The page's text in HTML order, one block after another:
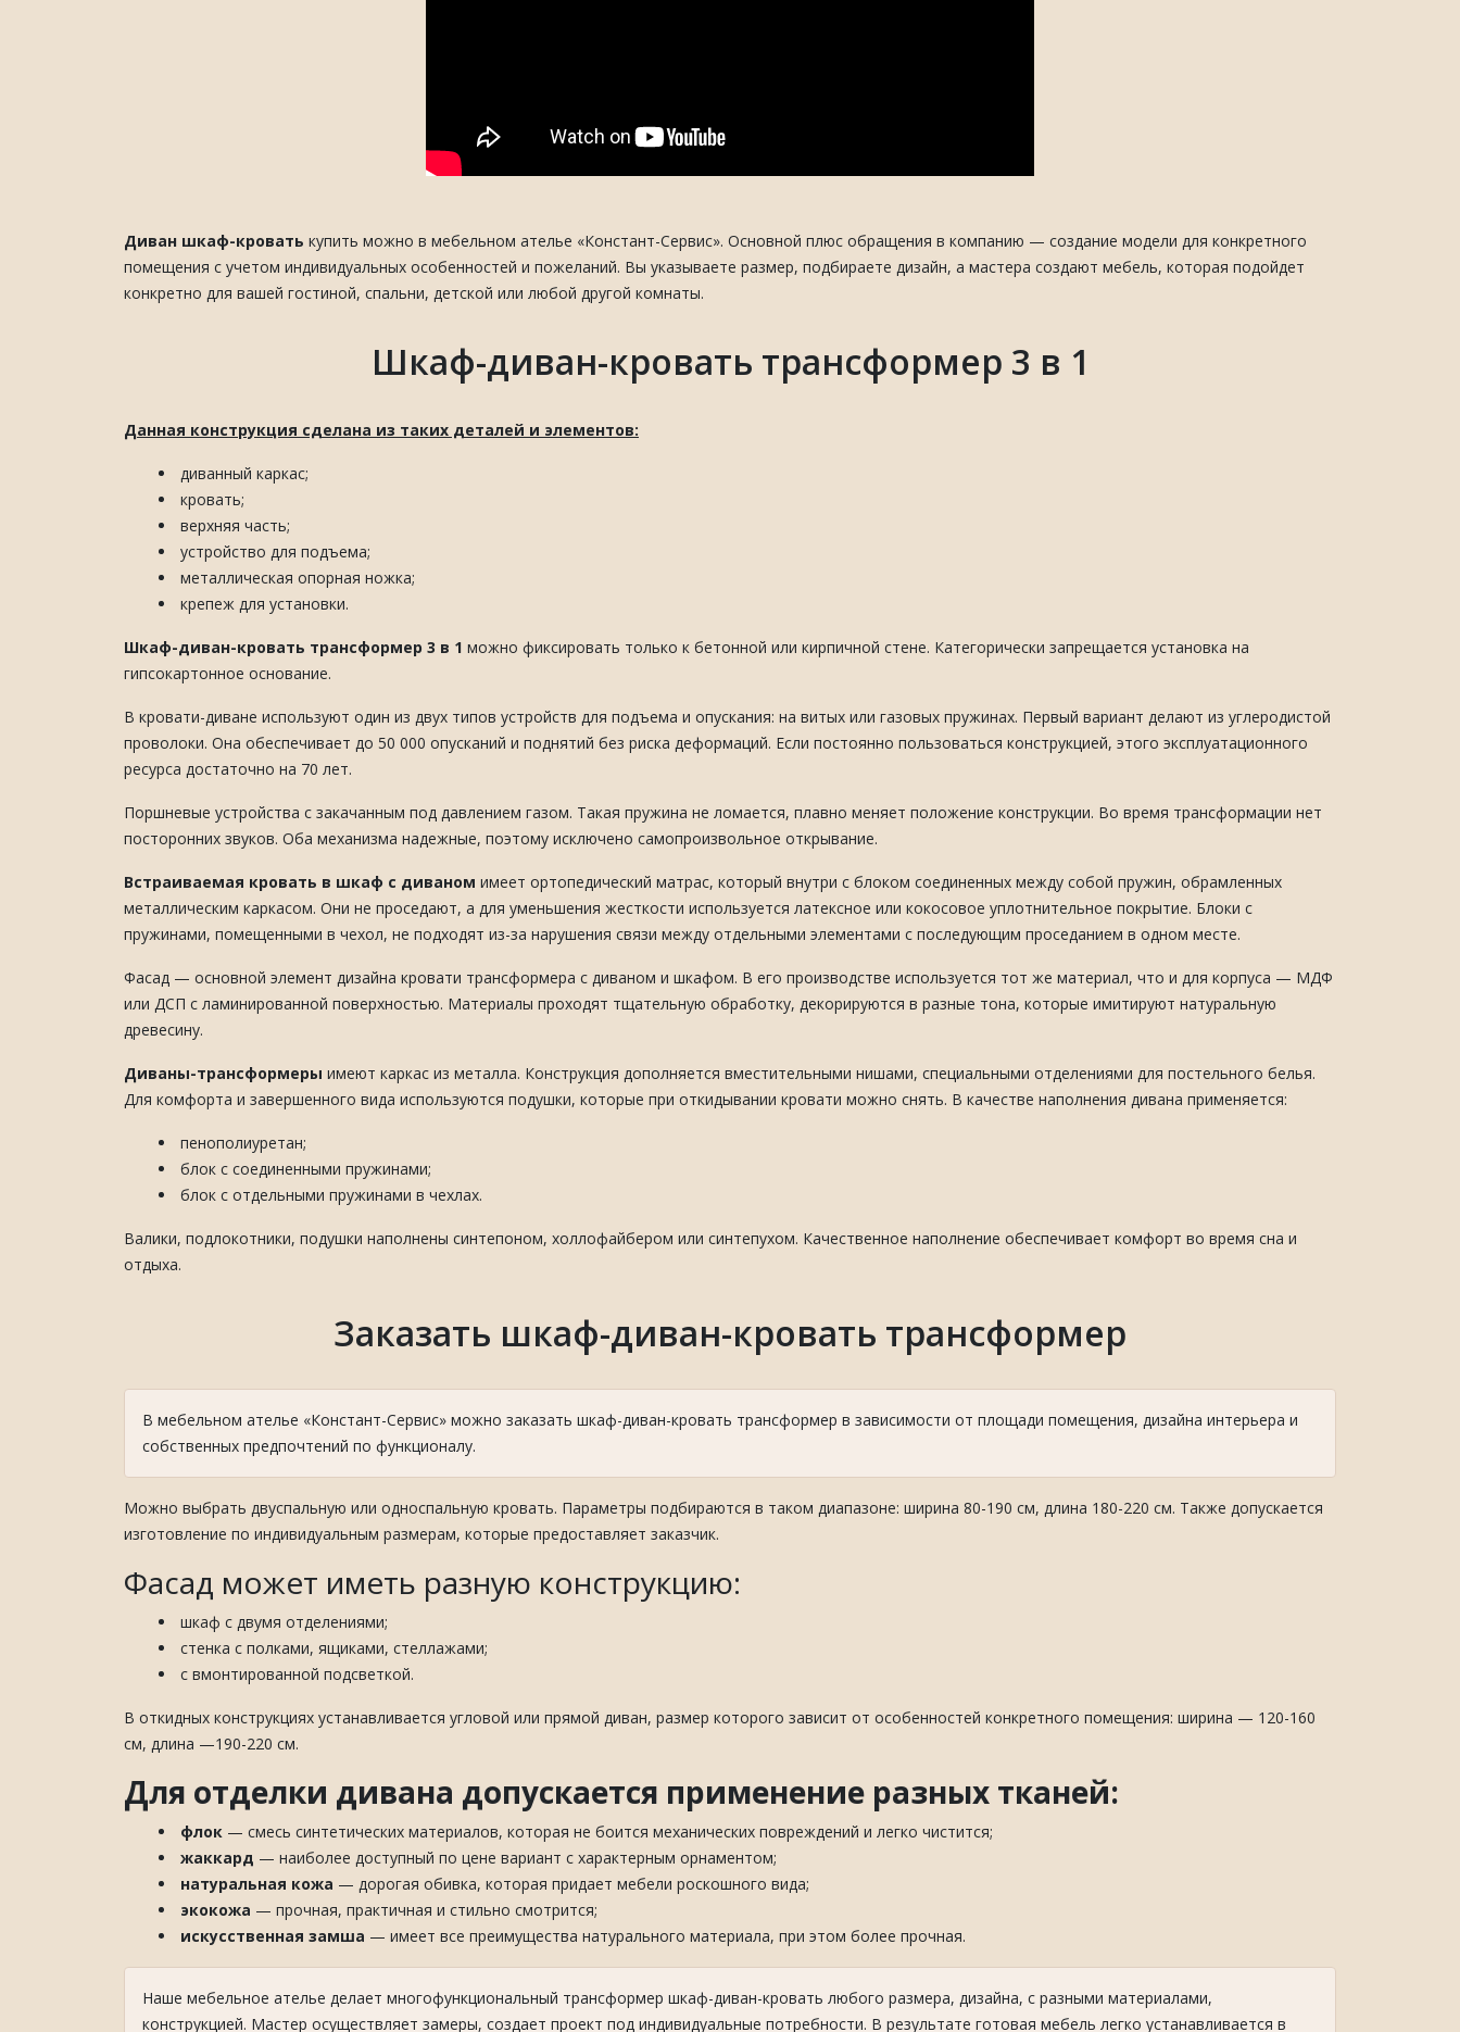
Диван шкаф-кровать купить можно в мебельном ателье «Констант-Сервис». Основной плюс обращения в компанию — создание модели для конкретного
помещения с учетом индивидуальных особенностей и пожеланий. Вы указываете размер, подбираете дизайн, а мастера создают мебель, которая подойдет
конкретно для вашей гостиной, спальни, детской или любой другой комнаты.
Шкаф-диван-кровать трансформер 3 в 1
Данная конструкция сделана из таких деталей и элементов:
диванный каркас;
кровать;
верхняя часть;
устройство для подъема;
металлическая опорная ножка;
крепеж для установки.
Шкаф-диван-кровать трансформер 3 в 1 можно фиксировать только к бетонной или кирпичной стене. Категорически запрещается установка на
гипсокартонное основание.
В кровати-диване используют один из двух типов устройств для подъема и опускания: на витых или газовых пружинах. Первый вариант делают из углеродистой
проволоки. Она обеспечивает до 50 000 опусканий и поднятий без риска деформаций. Если постоянно пользоваться конструкцией, этого эксплуатационного
ресурса достаточно на 70 лет.
Поршневые устройства с закачанным под давлением газом. Такая пружина не ломается, плавно меняет положение конструкции. Во время трансформации нет
посторонних звуков. Оба механизма надежные, поэтому исключено самопроизвольное открывание.
Встраиваемая кровать в шкаф с диваном имеет ортопедический матрас, который внутри с блоком соединенных между собой пружин, обрамленных
металлическим каркасом. Они не проседают, а для уменьшения жесткости используется латексное или кокосовое уплотнительное покрытие. Блоки с
пружинами, помещенными в чехол, не подходят из-за нарушения связи между отдельными элементами с последующим проседанием в одном месте.
Фасад — основной элемент дизайна кровати трансформера с диваном и шкафом. В его производстве используется тот же материал, что и для корпуса — МДФ
или ДСП с ламинированной поверхностью. Материалы проходят тщательную обработку, декорируются в разные тона, которые имитируют натуральную
древесину.
Диваны-трансформеры имеют каркас из металла. Конструкция дополняется вместительными нишами, специальными отделениями для постельного белья.
Для комфорта и завершенного вида используются подушки, которые при откидывании кровати можно снять. В качестве наполнения дивана применяется:
пенополиуретан;
блок с соединенными пружинами;
блок с отдельными пружинами в чехлах.
Валики, подлокотники, подушки наполнены синтепоном, холлофайбером или синтепухом. Качественное наполнение обеспечивает комфорт во время сна и
отдыха.
Заказать шкаф-диван-кровать трансформер
В мебельном ателье «Констант-Сервис» можно заказать шкаф-диван-кровать трансформер в зависимости от площади помещения, дизайна интерьера и
собственных предпочтений по функционалу.
Можно выбрать двуспальную или односпальную кровать. Параметры подбираются в таком диапазоне: ширина 80-190 см, длина 180-220 см. Также допускается
изготовление по индивидуальным размерам, которые предоставляет заказчик.
Фасад может иметь разную конструкцию:
шкаф с двумя отделениями;
стенка с полками, ящиками, стеллажами;
с вмонтированной подсветкой.
В откидных конструкциях устанавливается угловой или прямой диван, размер которого зависит от особенностей конкретного помещения: ширина — 120-160
см, длина —190-220 см.
Для отделки дивана допускается применение разных тканей:
флок — смесь синтетических материалов, которая не боится механических повреждений и легко чистится;
жаккард — наиболее доступный по цене вариант с характерным орнаментом;
натуральная кожа — дорогая обивка, которая придает мебели роскошного вида;
экокожа — прочная, практичная и стильно смотрится;
искусственная замша — имеет все преимущества натурального материала, при этом более прочная.
Наше мебельное ателье делает многофункциональный трансформер шкаф-диван-кровать любого размера, дизайна, с разными материалами,
конструкцией. Мастер осуществляет замеры, создает проект под индивидуальные потребности. В результате готовая мебель легко устанавливается в